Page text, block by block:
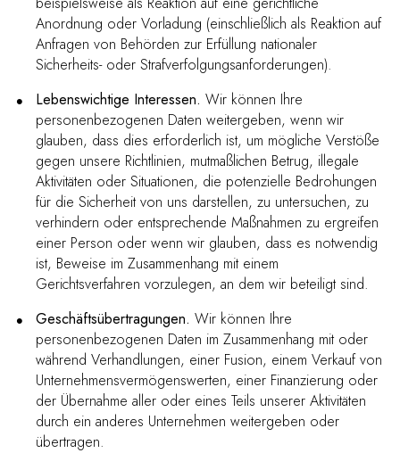
Anordnung oder Vorladung (einschließlich als Reaktion auf
Anfragen von Behörden zur Erfüllung nationaler
Sicherheits- oder Strafverfolgungsanforderungen).
Lebenswichtige Interessen. Wir können Ihre
personenbezogenen Daten weitergeben, wenn wir
glauben, dass dies erforderlich ist, um mögliche Verstöße
gegen unsere Richtlinien, mutmaßlichen Betrug, illegale
Aktivitäten oder Situationen, die potenzielle Bedrohungen
für die Sicherheit von uns darstellen, zu untersuchen, zu
verhindern oder entsprechende Maßnahmen zu ergreifen
einer Person oder wenn wir glauben, dass es notwendig
ist, Beweise im Zusammenhang mit einem
Gerichtsverfahren vorzulegen, an dem wir beteiligt sind.
Geschäftsübertragungen. Wir können Ihre
personenbezogenen Daten im Zusammenhang mit oder
während Verhandlungen, einer Fusion, einem Verkauf von
Unternehmensvermögenswerten, einer Finanzierung oder
der Übernahme aller oder eines Teils unserer Aktivitäten
durch ein anderes Unternehmen weitergeben oder
übertragen.